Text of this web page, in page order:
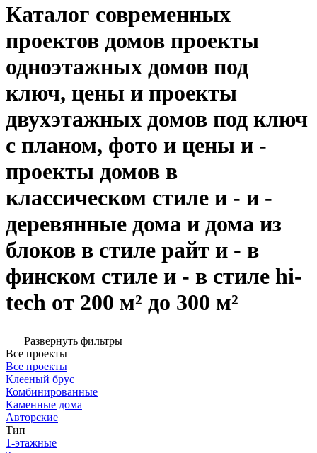
Каталог современных
проектов домов проекты
одноэтажных домов под
ключ, цены и проекты
двухэтажных домов под ключ
с планом, фото и цены и -
проекты домов в
классическом стиле и - и -
деревянные дома и дома из
блоков в стиле райт и - в
финском стиле и - в стиле hi-
tech от 200 м² до 300 м²
Развернуть фильтры
Все проекты
Все проекты
Клееный брус
Комбинированные
Каменные дома
Авторские
Тип
1-этажные